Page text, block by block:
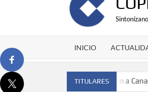
INICIO
TITULARES
España y traer el cinturón a Canarias”